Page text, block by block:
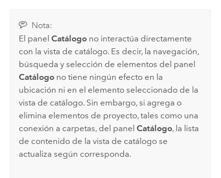
Nota:
El panelCatálogo no interactúa directamente
con la vista de catálogo. Es decir, la navegación,
búsqueda y selección de elementos del panel
Catálogo no tiene ningún efecto en la
ubicación ni en el elemento seleccionado de la
vista de catálogo. Sin embargo, si agrega o
elimina elementos de proyecto, tales como una
conexión a carpetas, del panelCatálogo, la lista
de contenido de la vista de catálogo se
actualiza según corresponda.